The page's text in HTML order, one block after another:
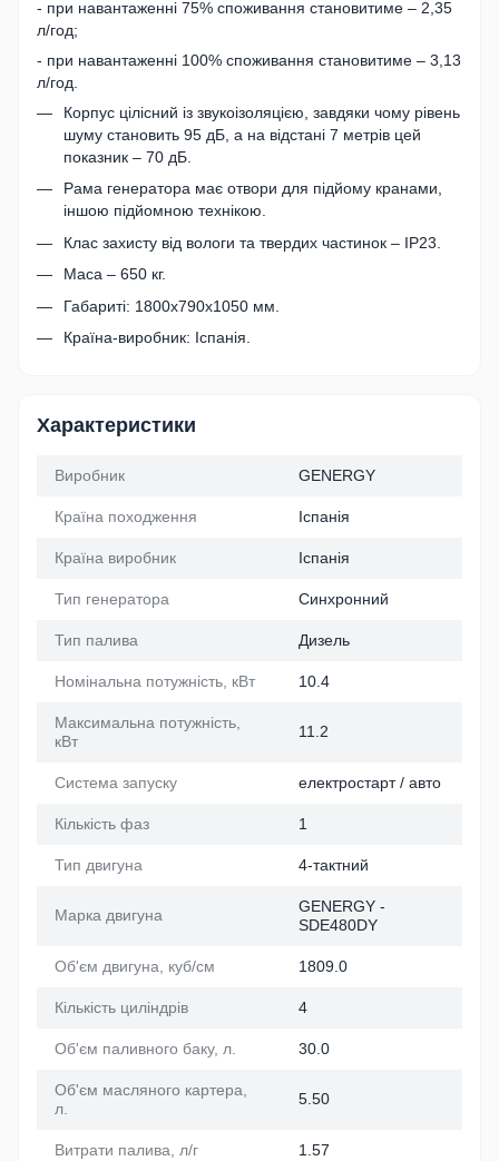
- при навантаженні 75% споживання становитиме – 2,35
л/год;
- при навантаженні 100% споживання становитиме – 3,13
л/год.
Корпус цілісний із звукоізоляцією, завдяки чому рівень
шуму становить 95 дБ, а на відстані 7 метрів цей
показник – 70 дБ.
Рама генератора має отвори для підйому кранами,
іншою підйомною технікою.
Клас захисту від вологи та твердих частинок – IP23.
Маса – 650 кг.
Габариті: 1800х790х1050 мм.
Країна-виробник: Іспанія.
Характеристики
Виробник GENERGY
Країна походження Іспанія
Країна виробник Іспанія
Тип генератора Синхронний
Тип палива Дизель
Номінальна потужність, кВт 10.4
Максимальна потужність,
кВт
11.2
Система запуску електростарт / авто
Кількість фаз 1
Тип двигуна 4-тактний
Марка двигуна
GENERGY -
SDE480DY
Об'єм двигуна, куб/см 1809.0
Кількість циліндрів 4
Об'єм паливного баку, л. 30.0
Об'єм масляного картера,
л.
5.50
Витрати палива, л/г 1.57